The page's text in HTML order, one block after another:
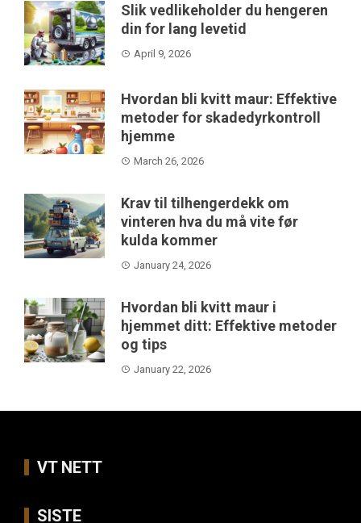
Slik vedlikeholder du hengeren
din for lang levetid
April 9, 2026
Hvordan bli kvitt maur: Effektive
metoder for skadedyrkontroll
hjemme
March 26, 2026
Krav til tilhengerdekk om
vinteren hva du må vite før
kulda kommer
January 24, 2026
Hvordan bli kvitt maur i
hjemmet ditt: Effektive metoder
og tips
January 22, 2026
VT NETT
SISTE